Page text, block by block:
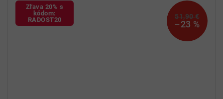
Zľava 20% s
kódom:
RADOST20
51,90 €
–23 %